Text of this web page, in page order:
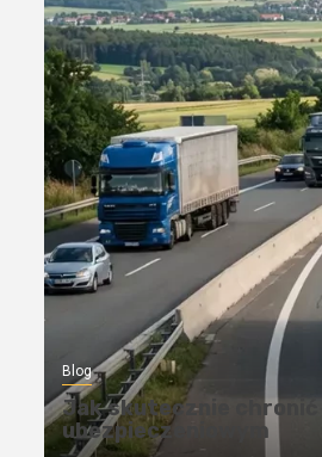
Blog
Kredyty hipoteczne w
nieruchomości